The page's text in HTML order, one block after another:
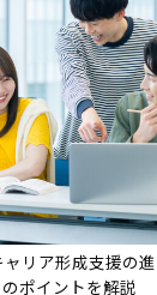
リア形成支援の
ポイントを解説